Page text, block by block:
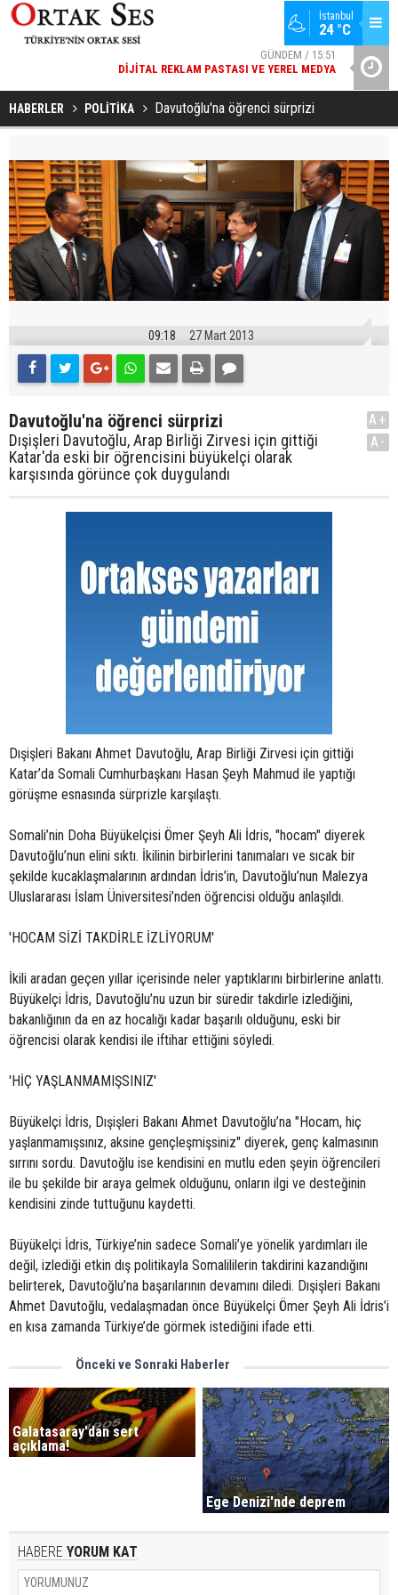
İstanbul
24 °C
GÜNDEM / 15:51
DIJITAL REKLAM PASTASI VE YEREL MEDYA
GENÇLERBIRLIĞI SPOR KULÜBÜNDEN AÇIKLAMA GELDI
HABERLER POLİTİKA Davutoğlu'na öğrenci sürprizi
09:18 27 Mart 2013
Davutoğlu'na öğrenci sürprizi
Dışişleri Davutoğlu, Arap Birliği Zirvesi için gittiği
Katar'da eski bir öğrencisini büyükelçi olarak
karşısında görünce çok duygulandı
A+
A-
Dışişleri Bakanı Ahmet Davutoğlu, Arap Birliği Zirvesi için gittiği
Katar’da Somali Cumhurbaşkanı Hasan Şeyh Mahmud ile yaptığı
görüşme esnasında sürprizle karşılaştı.
Somali’nin Doha Büyükelçisi Ömer Şeyh Ali İdris, "hocam" diyerek
Davutoğlu’nun elini sıktı. İkilinin birbirlerini tanımaları ve sıcak bir
şekilde kucaklaşmalarının ardından İdris’in, Davutoğlu’nun Malezya
Uluslararası İslam Üniversitesi’nden öğrencisi olduğu anlaşıldı.
'HOCAM SİZİ TAKDİRLE İZLİYORUM'
İkili aradan geçen yıllar içerisinde neler yaptıklarını birbirlerine anlattı.
Büyükelçi İdris, Davutoğlu’nu uzun bir süredir takdirle izlediğini,
bakanlığının da en az hocalığı kadar başarılı olduğunu, eski bir
öğrencisi olarak kendisi ile iftihar ettiğini söyledi.
'HİÇ YAŞLANMAMIŞSINIZ'
Büyükelçi İdris, Dışişleri Bakanı Ahmet Davutoğlu’na "Hocam, hiç
yaşlanmamışsınız, aksine gençleşmişsiniz" diyerek, genç kalmasının
sırrını sordu. Davutoğlu ise kendisini en mutlu eden şeyin öğrencileri
ile bu şekilde bir araya gelmek olduğunu, onların ilgi ve desteğinin
kendisini zinde tuttuğunu kaydetti.
Büyükelçi İdris, Türkiye’nin sadece Somali’ye yönelik yardımları ile
değil, izlediği etkin dış politikayla Somalililerin takdirini kazandığını
belirterek, Davutoğlu’na başarılarının devamını diledi. Dışişleri Bakanı
Ahmet Davutoğlu, vedalaşmadan önce Büyükelçi Ömer Şeyh Ali İdris’i
en kısa zamanda Türkiye’de görmek istediğini ifade etti.
Önceki ve Sonraki Haberler
Galatasaray'dan sert
açıklama!
Ege Denizi'nde deprem
HABERE YORUM KAT